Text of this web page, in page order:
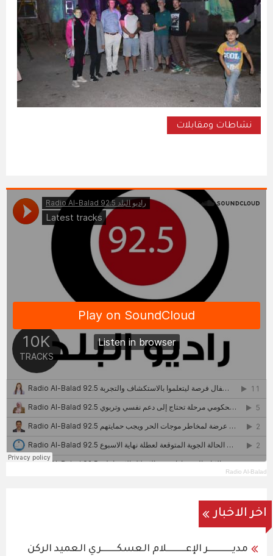
نشاطات ومقابلات
Radio Al-Balad
اخر الاخبار
مديـــــــــــــر الإعــــــــــلام العسكــــــــري العميد الركن